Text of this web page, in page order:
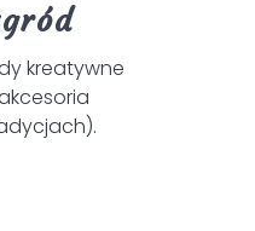
kreatywne